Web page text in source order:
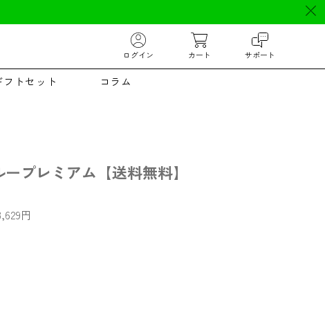
ログイン カート サポート
フトセット コラム
プレミアム【送料無料】
円